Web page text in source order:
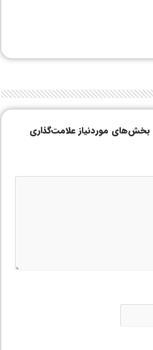
بخش‌های موردنیاز علامت‌گذاری